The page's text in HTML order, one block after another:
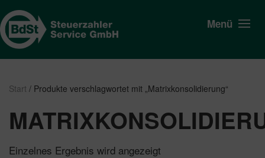
Menü
Start / Produkte verschlagwortet mit „Matrixkonsolidierung“
Einzelnes Ergebnis wird angezeigt